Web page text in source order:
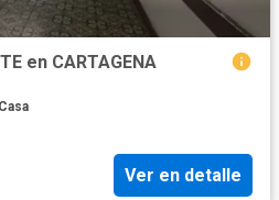
en CARTAGENA
Casa
Ver en detalle